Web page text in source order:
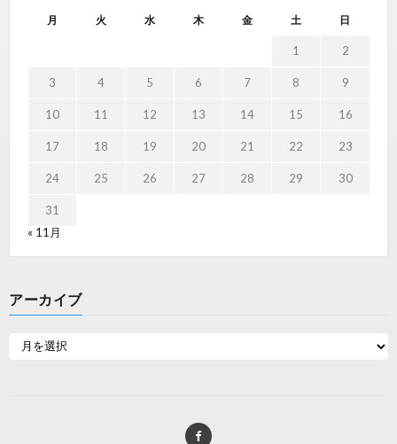
月 火 水 木 金 土 日
1 2
3 4 5 6 7 8 9
10 11 12 13 14 15 16
17 18 19 20 21 22 23
24 25 26 27 28 29 30
31
« 11月
アーカイブ